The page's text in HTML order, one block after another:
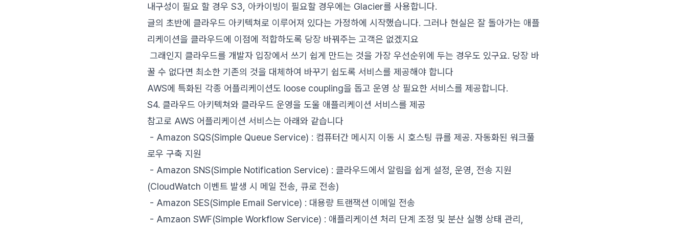
내구성이 필요 할 경우 S3, 아카이빙이 필요할 경우에는 Glacier를 사용합니다.
글의 초반에 클라우드 아키텍쳐로 이루어져 있다는 가정하에 시작했습니다. 그러나 현실은 잘 돌아가는 애플
리케이션을 클라우드에 이점에 적합하도록 당장 바꿔주는 고객은 없겠지요
그래인지 클라우드를 개발자 입장에서 쓰기 쉽게 만드는 것을 가장 우선순위에 두는 경우도 있구요. 당장 바
꿀 수 없다면 최소한 기존의 것을 대체하여 바꾸기 쉽도록 서비스를 제공해야 합니다
AWS에 특화된 각종 어플리케이션도 loose coupling을 돕고 운영 상 필요한 서비스를 제공합니다.
S4. 클라우드 아키텍쳐와 클라우드 운영을 도울 애플리케이션 서비스를 제공
참고로 AWS 어플리케이션 서비스는 아래와 같습니다
- Amazon SQS(Simple Queue Service) : 컴퓨터간 메시지 이동 시 호스팅 큐를 제공. 자동화된 워크풀
로우 구축 지원
- Amazon SNS(Simple Notification Service) : 클라우드에서 알림을 쉽게 설정, 운영, 전송 지원
(CloudWatch 이벤트 발생 시 메일 전송, 큐로 전송)
- Amazon SES(Simple Email Service) : 대용량 트랜잭션 이메일 전송
- Amzaon SWF(Simple Workflow Service) : 애플리케이션 처리 단계 조정 및 분산 실행 상태 관리,